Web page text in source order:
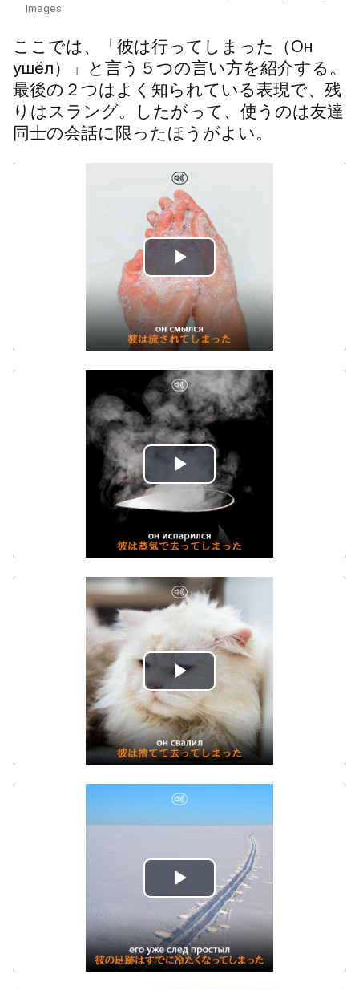
Images
ここでは、「彼は行ってしまった（Он
ушёл）」と言う５つの言い方を紹介する。
最後の２つはよく知られている表現で、残
りはスラング。したがって、使うのは友達
同士の会話に限ったほうがよい。
Play
Video
Play
Video
Play
Video
Play
Video